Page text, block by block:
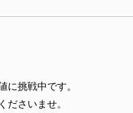
に挑戦中です。
ださいませ。